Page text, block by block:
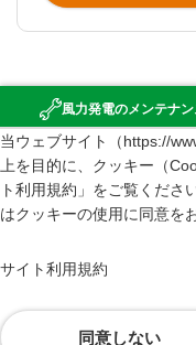
当ウェブサイト（https://
上を目的に、クッキー（
ト利用規約」をご覧くださ
はクッキーの使用に同意を
サイト利用規約
同意しない
風力発電のメンテナン
（新規ウ
環境影響評価
サイトマップ
サイト利用規約
GDPR Privacy Policy of